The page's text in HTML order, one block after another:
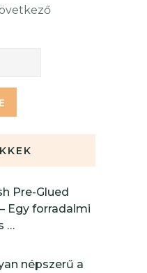
Pre-Glued
Egy forradalmi
…
népszerű a